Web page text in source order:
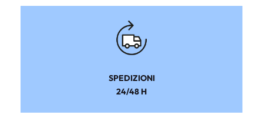
SPEDIZIONI
24/48 H